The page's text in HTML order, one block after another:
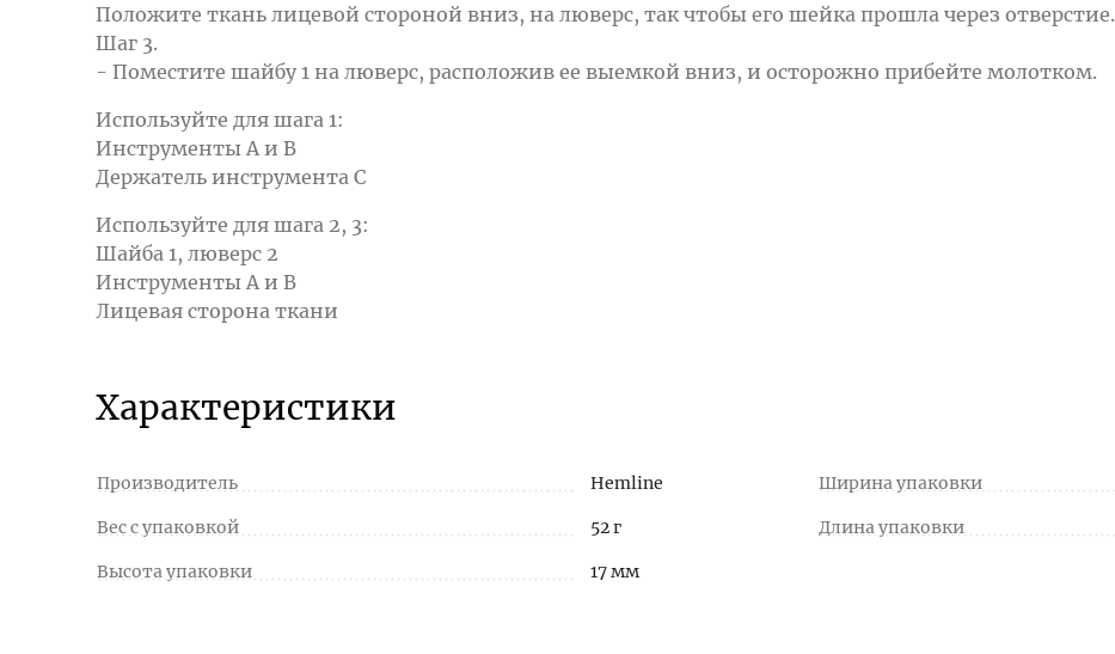
Положите ткань лицевой стороной вниз, на люверс, так чтобы его шейка прошла через отверстие.
Шаг 3.
- Поместите шайбу 1 на люверс, расположив ее выемкой вниз, и осторожно прибейте молотком.
Используйте для шага 1:
Инструменты А и B
Держатель инструмента С
Используйте для шага 2, 3:
Шайба 1, люверс 2
Инструменты А и B
Лицевая сторона ткани
Характеристики
Производитель Hemline
Вес с упаковкой 52 г
Высота упаковки 17 мм
Ширина упаковки
Длина упаковки